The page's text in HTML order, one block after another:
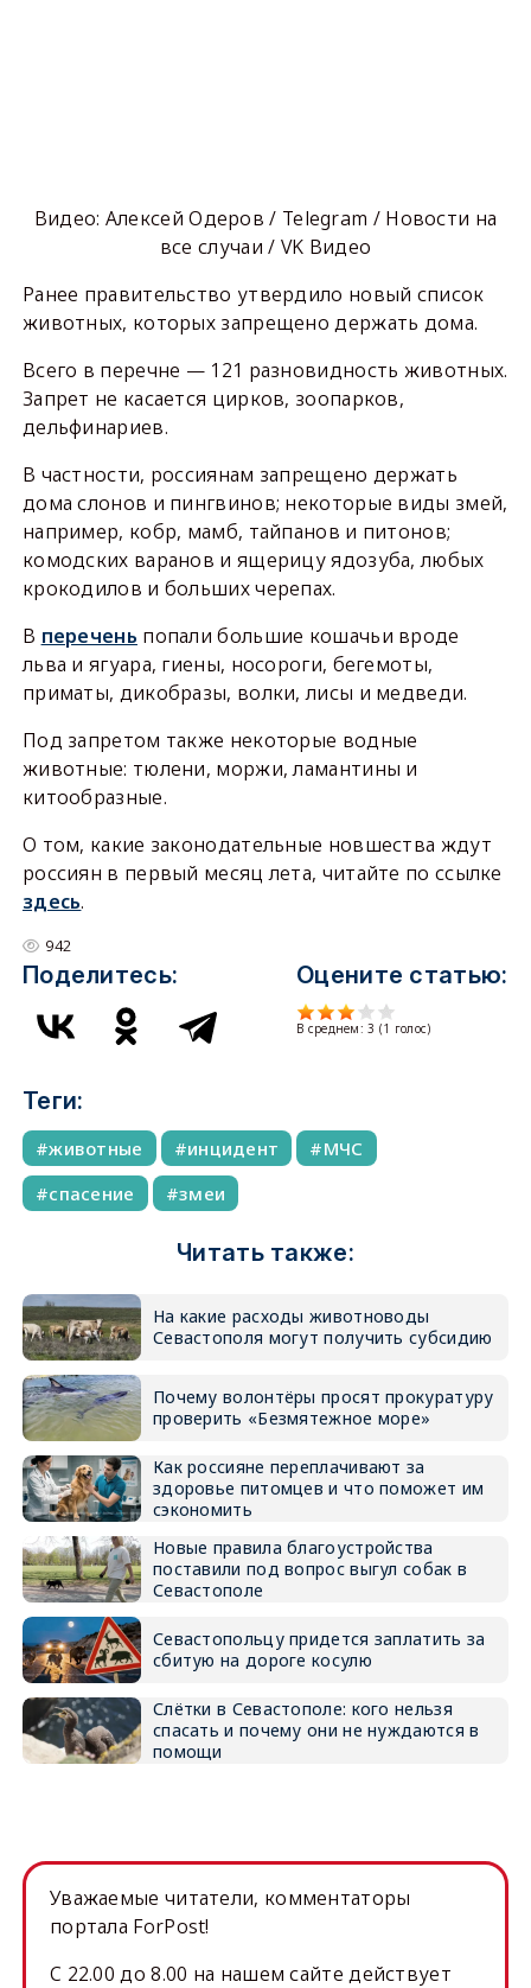
Видео: Алексей Одеров / Telegram / Новости на
все случаи / VK Видео
Ранее правительство утвердило новый список
животных, которых запрещено держать дома.
Всего в перечне — 121 разновидность животных.
Запрет не касается цирков, зоопарков,
дельфинариев.
В частности, россиянам запрещено держать
дома слонов и пингвинов; некоторые виды змей,
например, кобр, мамб, тайпанов и питонов;
комодских варанов и ящерицу ядозуба, любых
крокодилов и больших черепах.
В перечень попали большие кошачьи вроде
льва и ягуара, гиены, носороги, бегемоты,
приматы, дикобразы, волки, лисы и медведи.
Под запретом также некоторые водные
животные: тюлени, моржи, ламантины и
китообразные.
О том, какие законодательные новшества ждут
россиян в первый месяц лета, читайте по ссылке
здесь.
942
Поделитесь: Оцените статью:
В среднем:3 (1 голос)
Теги:
животные инцидент
МЧС
спасение
змеи
Читать также:
На какие расходы животноводы
Севастополя могут получить субсидию
Почему волонтёры просят прокуратуру
проверить «Безмятежное море»
Как россияне переплачивают за
здоровье питомцев и что поможет им
сэкономить
Новые правила благоустройства
поставили под вопрос выгул собак в
Севастополе
Севастопольцу придется заплатить за
сбитую на дороге косулю
Слётки в Севастополе: кого нельзя
спасать и почему они не нуждаются в
помощи
Уважаемые читатели, комментаторы
портала ForPost!
C 22.00 до 8.00 на нашем сайте действует